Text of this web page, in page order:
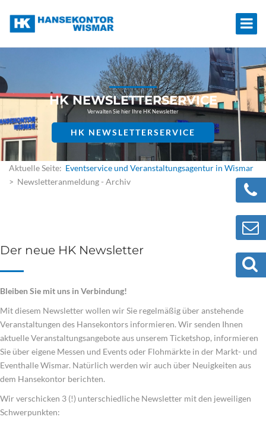
HK NEWSLETTERSERVICE
Verwalten Sie hier Ihre HK Newsletter
HK NEWSLETTERSERVICE
Aktuelle Seite: Eventservice und Veranstaltungsagentur in Wismar
> Newsletteranmeldung - Archiv
Der neue HK Newsletter
Bleiben Sie mit uns in Verbindung!
Mit diesem Newsletter wollen wir Sie regelmäßig über anstehende
Veranstaltungen des Hansekontors informieren. Wir senden Ihnen
aktuelle Veranstaltungsangebote aus unserem Ticketshop, informieren
Sie über eigene Messen und Events oder Flohmärkte in der Markt- und
Eventhalle Wismar. Natürlich werden wir auch über Neuigkeiten aus
dem Hansekontor berichten.
Wir verschicken 3 (!) unterschiedliche Newsletter mit den jeweiligen
Schwerpunkten: